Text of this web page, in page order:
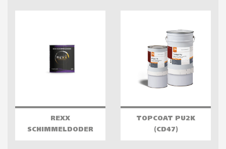
REXX
SCHIMMELDODER
TOPCOAT PU2K
(CD47)